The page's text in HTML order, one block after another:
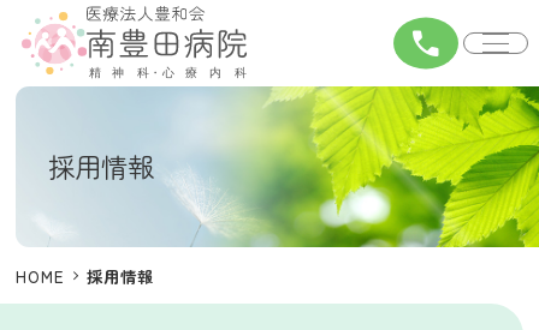
call
採用情報
HOME 採用情報